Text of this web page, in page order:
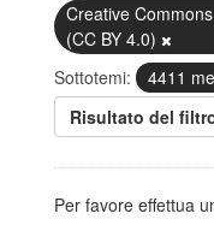
Creative
(CC BY 4.0)
Sottotemi:
4411
Risultato del
Per favore effettua